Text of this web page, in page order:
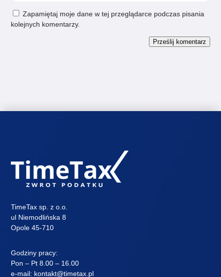
Zapamiętaj moje dane w tej przeglądarce podczas pisania
kolejnych komentarzy.
Prześlij komentarz
TimeTax sp. z o.o.
ul Niemodlińska 8
Opole 45-710
Godziny pracy:
Pon – Pt 8.00 – 16.00
e-mail: kontakt@timetax.pl